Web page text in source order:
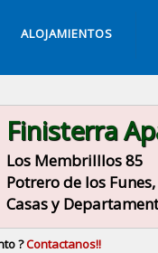
ALOJAMIENTOS
Finisterra
Los Membrilllos 85
Potrero de los
Casas y
?Contactanos!!